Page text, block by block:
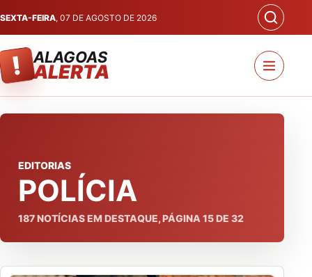
SEXTA-FEIRA, 07 DE AGOSTO DE 2026
! ALAGOAS
ALERTA
EDITORIAS
POLÍCIA
187NOTÍCIAS EM DESTAQUE, PÁGINA 15DE 32